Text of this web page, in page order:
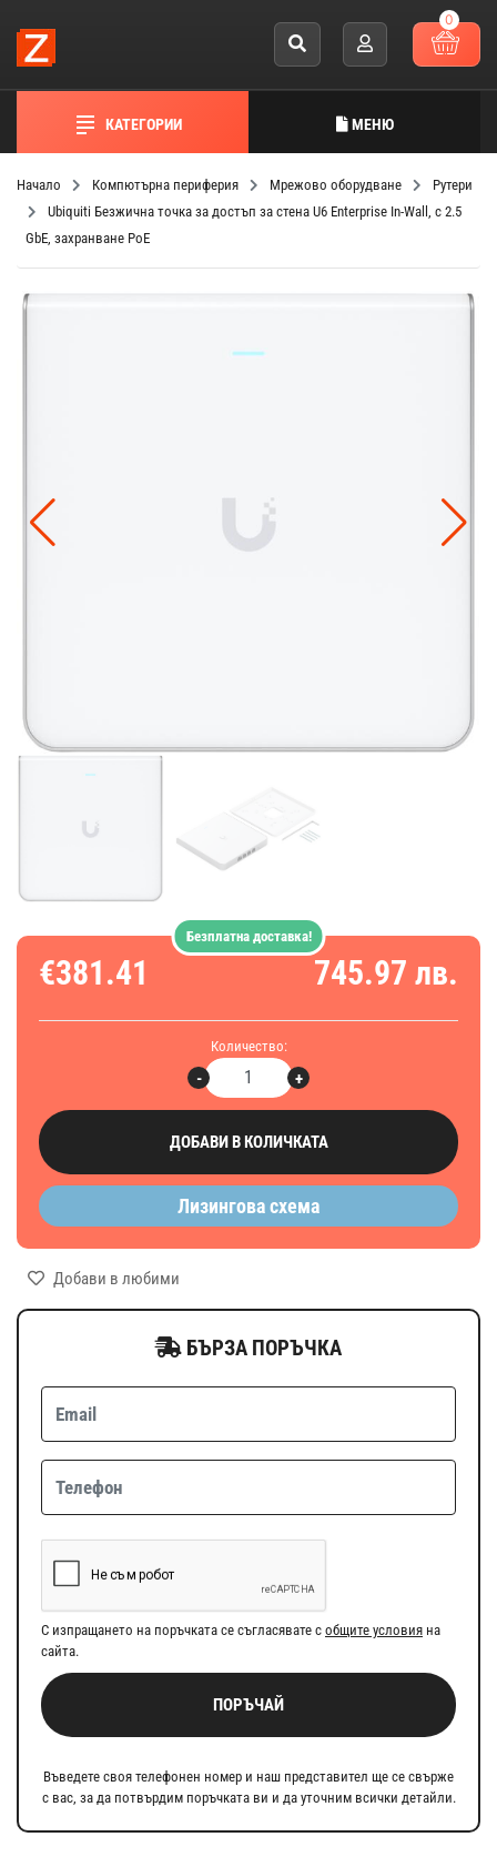
0
КАТЕГОРИИ МЕНЮ
Начало Компютърна периферия Мрежово оборудване
Рутери
Ubiquiti Безжична точка за достъп за стена U6 Enterprise In-Wall, с 2.5
GbE, захранване PoE
€381.41 745.97 лв.
Количество:
+
-
ДОБАВИ В КОЛИЧКАТА
Безплатна доставка!
Лизингова схема
Добави в любими
БЪРЗА ПОРЪЧКА
С изпращането на поръчката се съгласявате с общите условия на
сайта.
ПОРЪЧАЙ
Въведете своя телефонен номер и наш представител ще се свърже
с вас, за да потвърдим поръчката ви и да уточним всички детайли.